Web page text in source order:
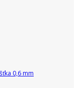
0,6 mm